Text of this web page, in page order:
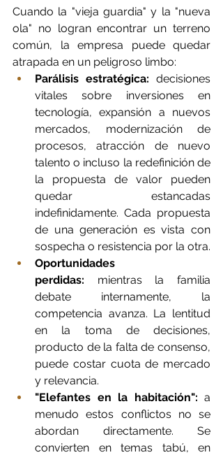
Cuando la "vieja guardia" y la "nueva
ola" no logran encontrar un terreno
común, la empresa puede quedar
atrapada en un peligroso limbo:
Parálisis estratégica: decisiones
vitales sobre inversiones en
tecnología, expansión a nuevos
mercados, modernización de
procesos, atracción de nuevo
talento o incluso la redefinición de
la propuesta de valor pueden
quedar estancadas
indefinidamente. Cada propuesta
de una generación es vista con
sospecha o resistencia por la otra.
Oportunidades
perdidas: mientras la familia
debate internamente, la
competencia avanza. La lentitud
en la toma de decisiones,
producto de la falta de consenso,
puede costar cuota de mercado
y relevancia.
"Elefantes en la habitación": a
menudo estos conflictos no se
abordan directamente. Se
convierten en temas tabú, en